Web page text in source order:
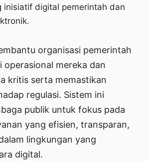
inisiatif digital pemerintah dan
organisasi pemerintah
operasional mereka dan
kritis serta memastikan
regulasi. Sistem ini
publik untuk fokus pada
yang efisien, transparan,
lingkungan yang
digital.